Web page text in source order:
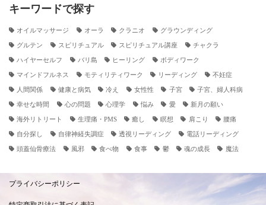
キーワードで探す
オイルマッサージ オーラ クラニオ グラウンディング
グルテン スピリチュアル スピリチュアル講座 チャクラ
ハイヤーセルフ バリ島 ヒーリング ボディワーク
マインドフルネス モティリティワーク リーディング 不妊症
人間関係 健康と病気 冷え 女性性 子宮 子宮、婦人科病
幸せな時間 心の問題 心理学 悩み 愛 新月の願い
海外リトリート 生理痛・PMS 癒し 瞑想 肩こり 腰痛
自分探し 自律神経失調症 透視リーディング 電話リーディング
頭蓋仙骨療法 風邪 食べ物 食事 鬱 魂の成長 魔法
プライバシーポリシー